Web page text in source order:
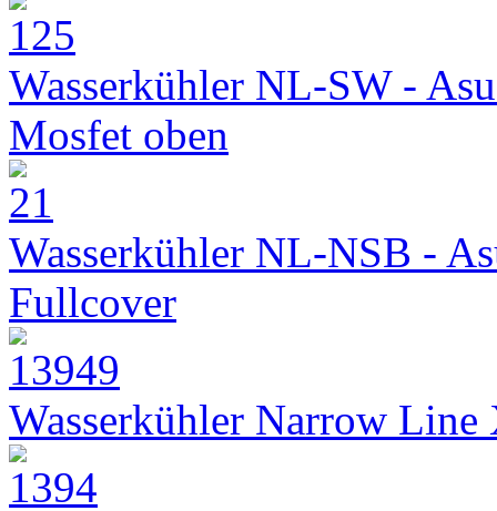
Wasserkühler NL-SW -
Mosfet oben
Wasserkühler NL-NSB -
Fullcover
Wasserkühler Narrow